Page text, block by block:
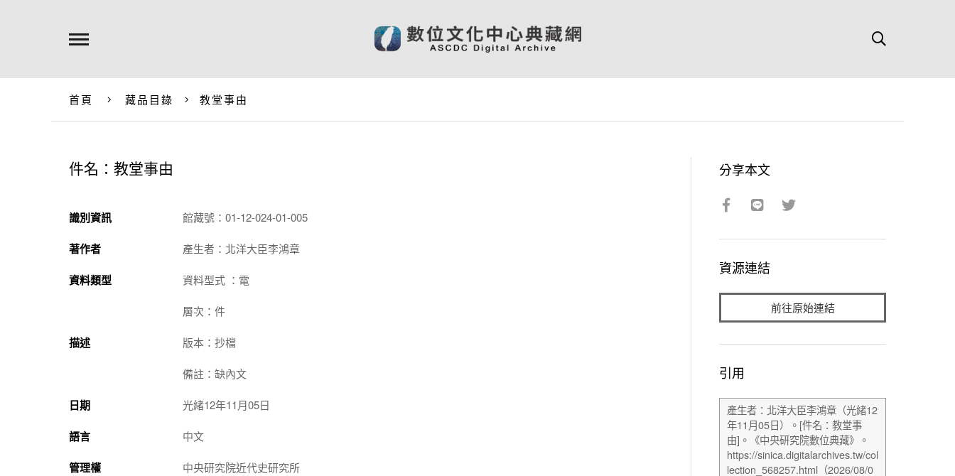
首頁 藏品目錄 教堂事由
件名：教堂事由
識別資訊 館藏號：01-12-024-01-005
著作者 產生者：北洋大臣李鴻章
資料類型 資料型式 ：電
層次：件
描述 版本：抄檔
備註：缺內文
日期 光緒12年11月05日
語言 中文
管理權 中央研究院近代史研究所
分享本文
資源連結
前往原始連結
引用